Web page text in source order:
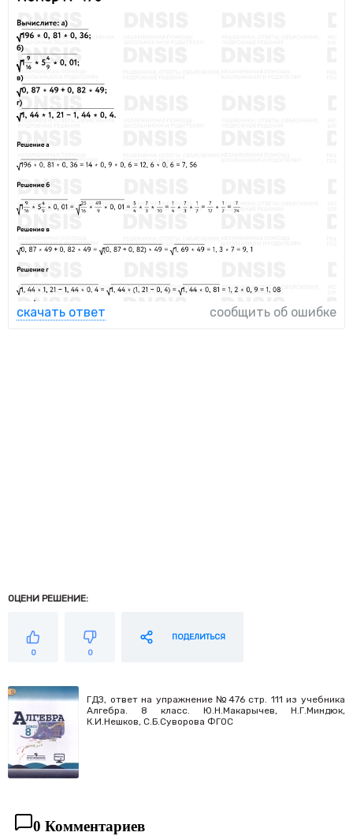
скачать ответ сообщить об ошибке
ОЦЕНИ РЕШЕНИЕ:
0 0
ПОДЕЛИТЬСЯ
ГДЗ, ответ на упражнение №476 стр. 111 из учебника
Алгебра. 8 класс. Ю.Н.Макарычев, Н.Г.Миндюк,
К.И.Нешков, С.Б.Суворова ФГОС